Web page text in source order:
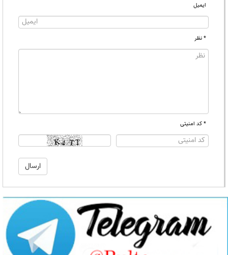
ایمیل
* نظر
* کد امنیتی